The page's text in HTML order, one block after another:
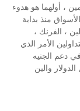
، أولهما هو هدوء
منذ بداية
، الفرنك ،
الأمر الذي
دعم الجنيه
والين